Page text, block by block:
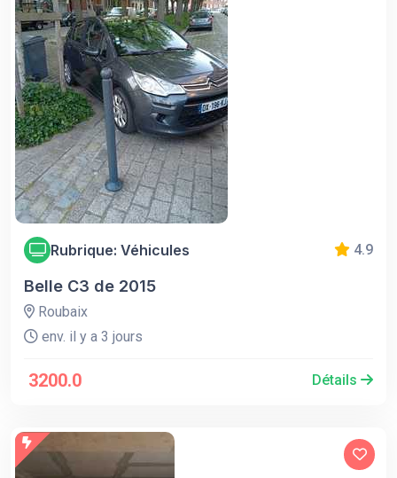
Rubrique: Véhicules 4.9
Belle C3 de 2015
Roubaix
env. il y a 3 jours
3200.0 Détails